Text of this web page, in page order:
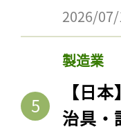
2026/
製造業
【日
治具・